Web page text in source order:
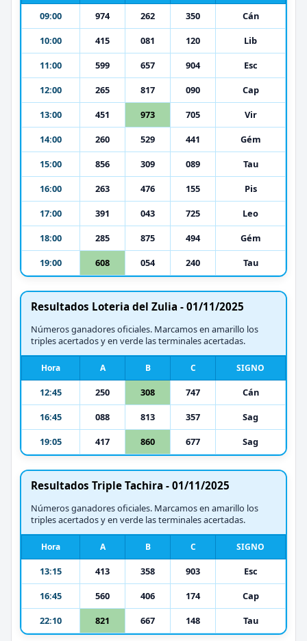
09:00 974 262 350
Cán
10:00
415 081 120
Lib
11:00
599 657 904
Esc
12:00
265 817 090
Cap
13:00
451 973 705
Vir
14:00
260 529 441
Gém
15:00
856 309 089
Tau
16:00
263 476 155
Pis
17:00
391 043 725
Leo
18:00
285 875 494
Gém
19:00
608 054 240 Tau
Resultados Loteria del Zulia - 01/11/2025
Números ganadores oficiales. Marcamos en amarillo los
triples acertados y en verde las terminales acertadas.
Hora A B C SIGNO
12:45 250 308 747
Cán
16:45
088 813 357
Sag
19:05
417 860 677 Sag
Resultados Triple Tachira - 01/11/2025
Números ganadores oficiales. Marcamos en amarillo los
triples acertados y en verde las terminales acertadas.
Hora A B C SIGNO
13:15 413 358 903
Esc
16:45
560 406 174
Cap
22:10
821 667 148 Tau